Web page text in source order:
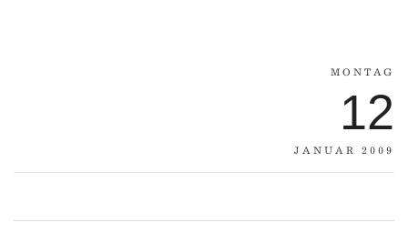
MONTAG
12
JANUAR 2009